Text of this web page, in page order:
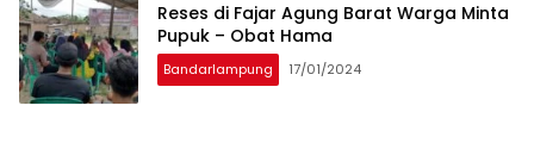
Reses di Fajar Agung Barat Warga Minta
Pupuk – Obat Hama
Bandarlampung 17/01/2024